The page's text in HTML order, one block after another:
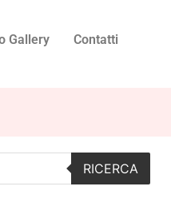
Gallery Contatti
RICERCA